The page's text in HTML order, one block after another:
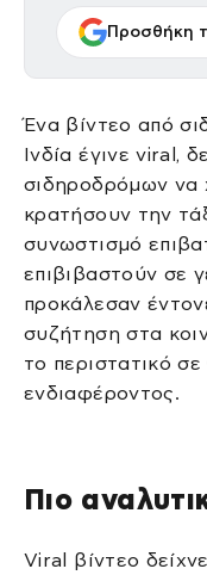
Προσθήκη
Ένα βίντεο από
Ινδία έγινε viral,
σιδηροδρόμων να
κρατήσουν την
συνωστισμό
επιβιβαστούν σε
προκάλεσαν
συζήτηση στα
το περιστατικό
ενδιαφέροντος.
Πιο
Viral βίντεο